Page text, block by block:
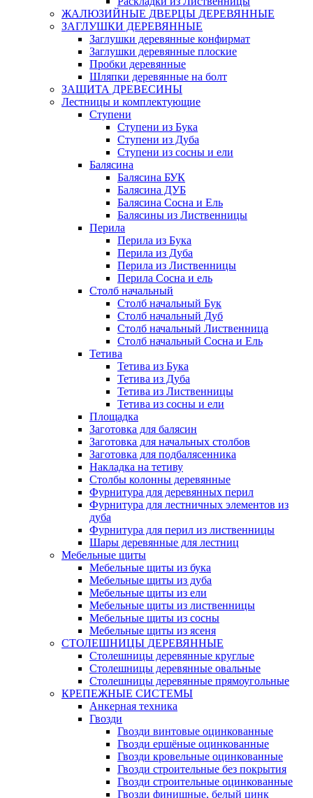
ЖАЛЮЗИЙНЫЕ ДВЕРЦЫ ДЕРЕВЯННЫЕ
ЗАГЛУШКИ ДЕРЕВЯННЫЕ
Заглушки деревянные конфирмат
Заглушки деревянные плоские
Пробки деревянные
Шляпки деревянные на болт
ЗАЩИТА ДРЕВЕСИНЫ
Лестницы и комплектующие
Ступени
Ступени из Бука
Ступени из Дуба
Ступени из сосны и ели
Балясина
Балясина БУК
Балясина ДУБ
Балясина Сосна и Ель
Балясины из Лиственницы
Перила
Перила из Бука
Перила из Дуба
Перила из Лиственницы
Перила Сосна и ель
Столб начальный
Столб начальный Бук
Столб начальный Дуб
Столб начальный Лиственница
Столб начальный Сосна и Ель
Тетива
Тетива из Бука
Тетива из Дуба
Тетива из Лиственницы
Тетива из сосны и ели
Площадка
Заготовка для балясин
Заготовка для начальных столбов
Заготовка для подбалясенника
Накладка на тетиву
Столбы колонны деревянные
Фурнитура для деревянных перил
Фурнитура для лестничных элементов из
дуба
Фурнитура для перил из лиственницы
Шары деревянные для лестниц
Мебельные щиты
Мебельные щиты из бука
Мебельные щиты из дуба
Мебельные щиты из ели
Мебельные щиты из лиственницы
Мебельные щиты из сосны
Мебельные щиты из ясеня
СТОЛЕШНИЦЫ ДЕРЕВЯННЫЕ
Столешницы деревянные круглые
Столешницы деревянные овальные
Столешницы деревянные прямоугольные
КРЕПЕЖНЫЕ СИСТЕМЫ
Анкерная техника
Гвозди
Гвозди винтовые оцинкованные
Гвозди ершёные оцинкованные
Гвозди кровельные оцинкованные
Гвозди строительные без покрытия
Гвозди строительные оцинкованные
Гвозди финишные, белый цинк